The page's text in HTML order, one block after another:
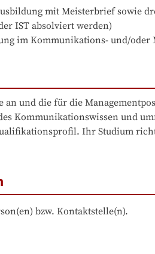
im Kommunikations- und/oder
und die für die
Kommunikationswissen und
Ihr Studium
bzw. Kontaktstelle(n).